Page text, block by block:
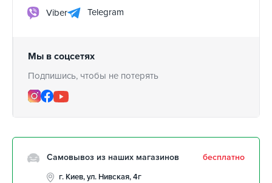
Viber
Telegram
Мы в соцсетях
Подпишись, чтобы не потерять
Самовывоз из наших магазинов бесплатно
г. Киев, ул. Нивская, 4г